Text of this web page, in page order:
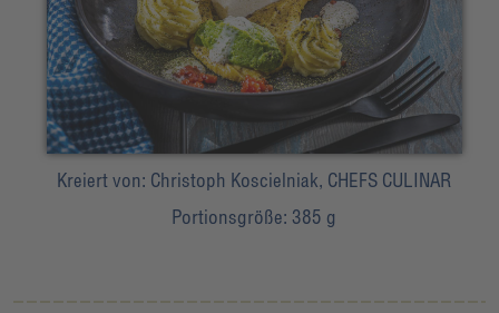
Kreiert von: Christoph Koscielniak, CHEFS CULINAR
Portionsgröße:385 g